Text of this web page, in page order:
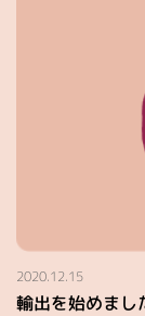
2020.12.15
輸出を始めまし